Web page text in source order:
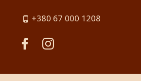
+380 67 000 1208
facebookinstagram